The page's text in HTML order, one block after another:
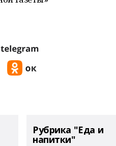
Рубрика "Еда и
напитки"